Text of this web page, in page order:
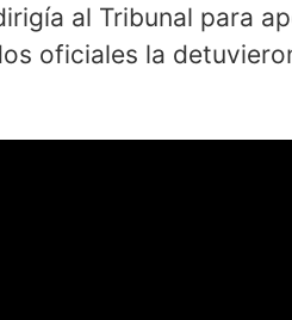
al Tribunal para
oficiales la